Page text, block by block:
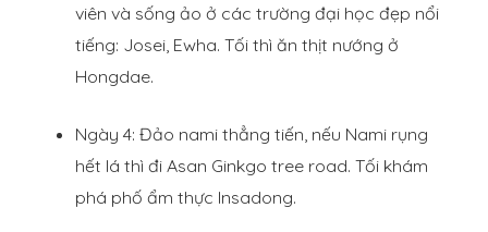
viên và sống ảo ở các trường đại học đẹp nổi
tiếng: Josei, Ewha. Tối thì ăn thịt nướng ở
Hongdae.
Ngày 4: Đảo nami thẳng tiến, nếu Nami rụng
hết lá thì đi Asan Ginkgo tree road. Tối khám
phá phố ẩm thực Insadong.